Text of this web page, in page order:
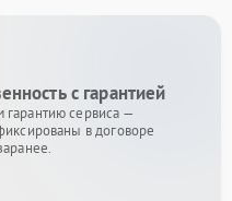
с гарантией
сервиса —
в договоре